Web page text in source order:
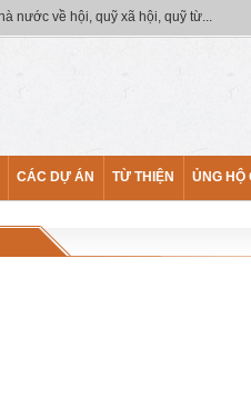
nước về hội, quỹ xã hội, quỹ từ...
CÁC DỰ ÁN TỪ THIỆN ỦNG HỘ